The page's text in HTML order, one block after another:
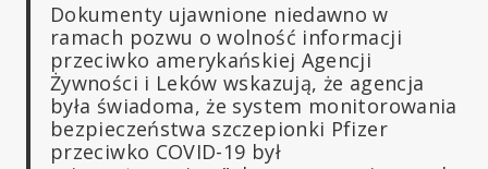
Dokumenty ujawnione niedawno w
ramach pozwu o wolność informacji
przeciwko amerykańskiej Agencji
Żywności i Leków wskazują, że agencja
była świadoma, że system monitorowania
bezpieczeństwa szczepionki Pfizer
przeciwko COVID-19 był